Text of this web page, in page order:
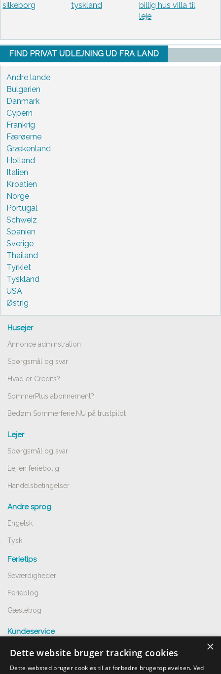
silkeborg
tyskland
billig hus villa til
leje
FIND PRIVAT UDLEJNING UD FRA LAND
Andre lande
Bulgarien
Danmark
Cypern
Frankrig
Færøerne
Grækenland
Holland
Italien
Kroatien
Norge
Portugal
Schweiz
Spanien
Sverige
Thailand
Tyrkiet
Tyskland
USA
Østrig
Husejer
Annonce adminstration
Spørgsmål og svar
Hvad er Credits?
SommerPlus abonnement?
Bedøm Sommerferie.NU på trustpilot
Lejer
Spørgsmål og svar
Lej en feriebolig
Handelsbetingelser
Andre sprog
Engelsk
Tysk
Ferietips
Seværdigheder
Ferieblog
Gæstebog
Kundeservice
Spørgsmål og svar
Opret annnoce
×
Dette website bruger tracking cookies
Dette websted bruger cookies til at forbedre brugeroplevelsen. Ved